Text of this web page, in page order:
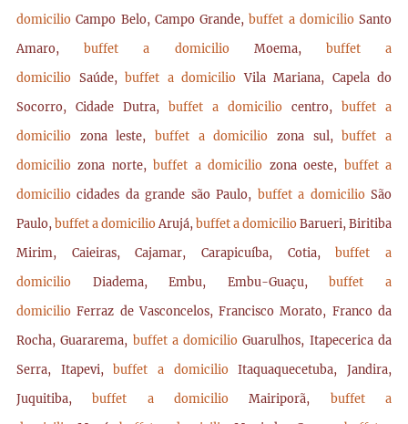
domicilioCampo Belo, Campo Grande,buffet a domicilio Santo
Amaro,buffet a domicilio Moema, buffet a
domicilio Saúde, buffet a domicilioVila Mariana, Capela do
Socorro, Cidade Dutra, buffet a domicilio centro, buffet a
domicilio zona leste,buffet a domiciliozona sul,buffet a
domiciliozona norte,buffet a domicilio zona oeste, buffet a
domiciliocidades da grande são Paulo, buffet a domicilioSão
Paulo, buffet a domicilioArujá, buffet a domicilioBarueri, Biritiba
Mirim, Caieiras, Cajamar, Carapicuíba, Cotia,buffet a
domicilio Diadema, Embu, Embu-Guaçu,buffet a
domicilioFerraz de Vasconcelos, Francisco Morato, Franco da
Rocha, Guararema, buffet a domicilioGuarulhos, Itapecerica da
Serra, Itapevi,buffet a domicilioItaquaquecetuba, Jandira,
Juquitiba,buffet a domicilioMairiporã, buffet a